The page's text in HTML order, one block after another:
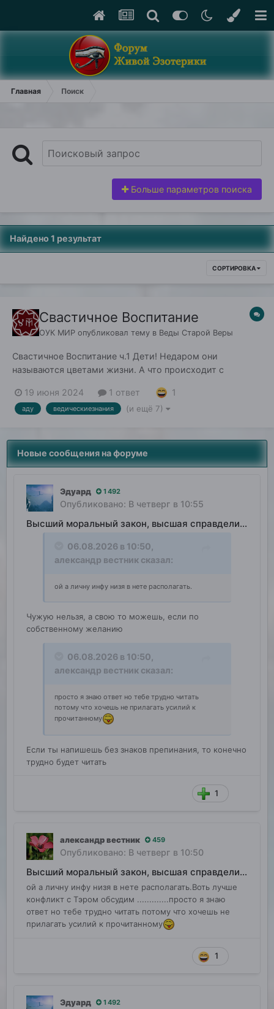
Главная Поиск
Больше параметров поиска
Найдено 1 результат
СОРТИРОВКА
Свастичное Воспитание
ОУК МИР опубликовал тему в Веды Старой Веры
Свастичное Воспитание ч.1 Дети! Недаром они
называются цветами жизни. А что происходит с
потом эти семена сеют новые цветы, и вся эта
круговерть наполнена Божественным смыслом
19 июня 2024 1 ответ 1
аду ведическиезнания (и ещё 7)
Новые сообщения на форуме
Эдуард 1 492
Опубликовано: В четверг в 10:55
Высший моральный закон, высшая справделивость
06.08.2026 в 10:50,
александр вестник сказал:
ой а личну инфу низя в нете располагать.
Чужую нельзя, а свою то можешь, если по
собственному желанию
06.08.2026 в 10:50,
александр вестник сказал:
просто я знаю ответ но тебе трудно читать
потому что хочешь не прилагать усилий к
прочитанному
Если ты напишешь без знаков препинания, то конечно
трудно будет читать
1
александр вестник 459
Опубликовано: В четверг в 10:50
Высший моральный закон, высшая справделивость
ой а личну инфу низя в нете располагать.Воть лучше
конфликт с Тэром обсудим .............просто я знаю
ответ но тебе трудно читать потому что хочешь не
прилагать усилий к прочитанному
1
Эдуард 1 492